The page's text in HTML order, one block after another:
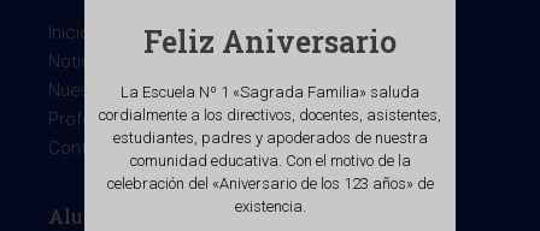
Inicio
Noticias
Nuestro colegio
Profesores
Contacto
Alumnos
Feliz Aniversario
La Escuela Nº 1 «Sagrada Familia» saluda
cordialmente a los directivos, docentes, asistentes,
estudiantes, padres y apoderados de nuestra
comunidad educativa. Con el motivo de la
celebración del «Aniversario de los 123 años» de
existencia.